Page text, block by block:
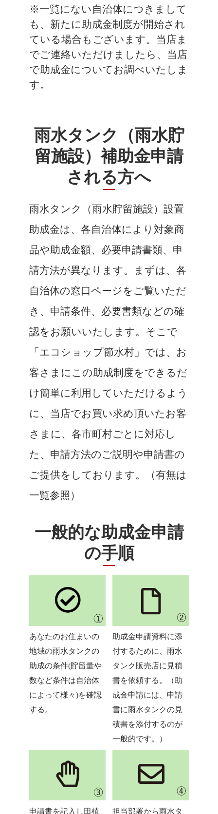
※一覧にない自治体につきまして
も、新たに助成金制度が開始され
ている場合もございます。当店ま
でご連絡いただけましたら、当店
で助成金についてお調べいたしま
す。
雨水タンク（雨水貯
留施設）補助金申請
される方へ
雨水タンク（雨水貯留施設）設置
助成金は、各自治体により対象商
品や助成金額、必要申請書類、申
請方法が異なります。まずは、各
自治体の窓口ページをご覧いただ
き、申請条件、必要書類などの確
認をお願いいたします。そこで
「エコショップ節水村」では、お
客さまにこの助成制度をできるだ
け簡単に利用していただけるよう
に、当店でお買い求め頂いたお客
さまに、各市町村ごとに対応し
た、申請方法のご説明や申請書の
ご提供をしております。（有無は
一覧参照）
一般的な助成金申請
の手順
あなたのお住まいの
地域の雨水タンクの
助成の条件(貯留量や
数など条件は自治体
によって様々)を確認
する。
助成金申請資料に添
付するために、雨水
タンク販売店に見積
書を依頼する。（助
成金申請には、申請
書に雨水タンクの見
積書を添付するのが
一般的です。）
申請書を記入し田植 担当部署から雨水タ